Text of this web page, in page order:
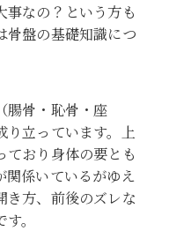
事なの？という方も
骨盤の基礎知識につ
腸骨・恥骨・座
り立っています。上
ており身体の要とも
関係いているがゆえ
き方、前後のズレな
。